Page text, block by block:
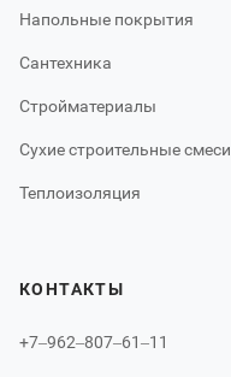
Напольные покрытия
Сантехника
Стройматериалы
Сухие строительные смеси
Теплоизоляция
КОНТАКТЫ
+7‒962‒807‒61‒11